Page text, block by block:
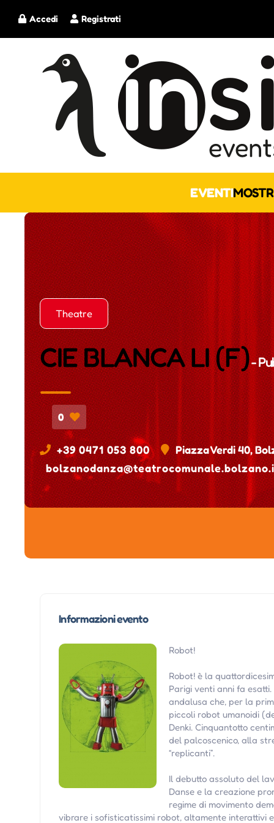
Registrati
Accedi
EVENTI
Theatre
CIE BLANCA LI (F)-
0
+39 0471 053 800
Piazza Verdi 40,
Informazioni evento
Robot!
Robot! è la
Parigi venti anni fa
andalusa che, per la
piccoli robot umanoidi
Denki. Cinquantotto
del palcoscenico, alla
“replicanti”.
Il debutto assoluto del
Danse e la creazione
regime di movimento
vibrare i sofisticatissimi robot, altamente interattivi